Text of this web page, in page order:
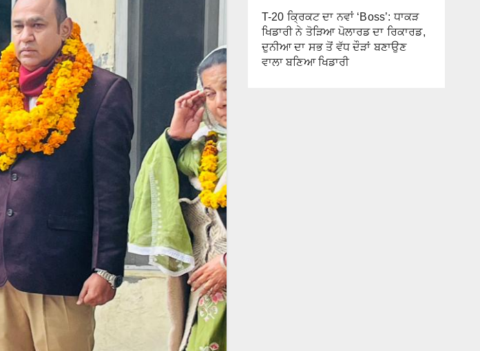
T-20 ਕ੍ਰਿਕਟ ਦਾ ਨਵਾਂ ‘Boss’: ਧਾਕੜ
ਖਿਡਾਰੀ ਨੇ ਤੋੜਿਆ ਪੋਲਾਰਡ ਦਾ ਰਿਕਾਰਡ,
ਦੁਨੀਆ ਦਾ ਸਭ ਤੋਂ ਵੱਧ ਦੌੜਾਂ ਬਣਾਉਣ
ਵਾਲਾ ਬਣਿਆ ਖਿਡਾਰੀ